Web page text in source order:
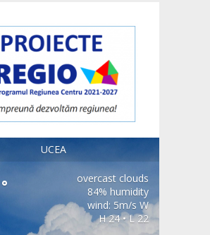
UCEA
°
overcast clouds
84% humidity
wind: 5m/s W
H 24 • L 22